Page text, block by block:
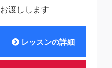
お渡しします
レッスンの詳細